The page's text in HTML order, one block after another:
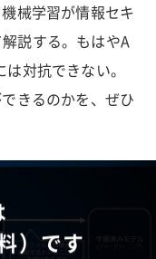
械学習が情報セキ
説する。もはやA
対抗できない。
きるのかを、ぜひ
）です